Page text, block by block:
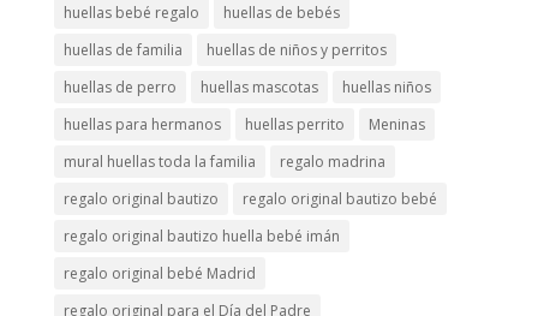
huellas bebé regalo
huellas de bebés
huellas de familia
huellas de niños y perritos
huellas de perro
huellas mascotas
huellas niños
huellas para hermanos
huellas perrito
Meninas
mural huellas toda la familia
regalo madrina
regalo original bautizo
regalo original bautizo bebé
regalo original bautizo huella bebé imán
regalo original bebé Madrid
regalo original para el Día del Padre